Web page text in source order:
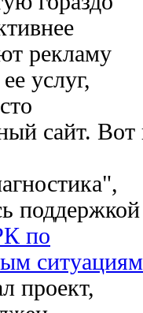
рекламу
услуг,
сайт. Вот
поддержкой
по
ситуациям
проект,